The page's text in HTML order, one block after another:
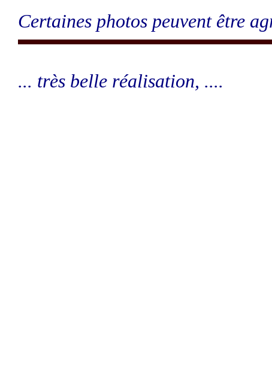
Certaines photos peuvent être
... très belle réalisation, ....